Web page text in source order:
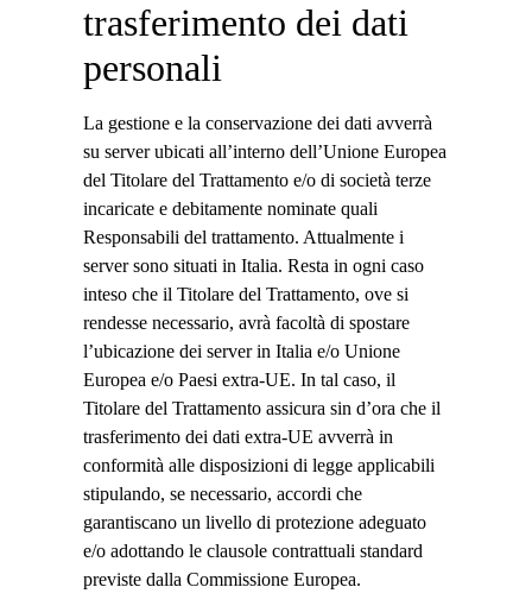
trasferimento dei dati
personali
La gestione e la conservazione dei dati avverrà
su server ubicati all’interno dell’Unione Europea
del Titolare del Trattamento e/o di società terze
incaricate e debitamente nominate quali
Responsabili del trattamento. Attualmente i
server sono situati in Italia. Resta in ogni caso
inteso che il Titolare del Trattamento, ove si
rendesse necessario, avrà facoltà di spostare
l’ubicazione dei server in Italia e/o Unione
Europea e/o Paesi extra-UE. In tal caso, il
Titolare del Trattamento assicura sin d’ora che il
trasferimento dei dati extra-UE avverrà in
conformità alle disposizioni di legge applicabili
stipulando, se necessario, accordi che
garantiscano un livello di protezione adeguato
e/o adottando le clausole contrattuali standard
previste dalla Commissione Europea.